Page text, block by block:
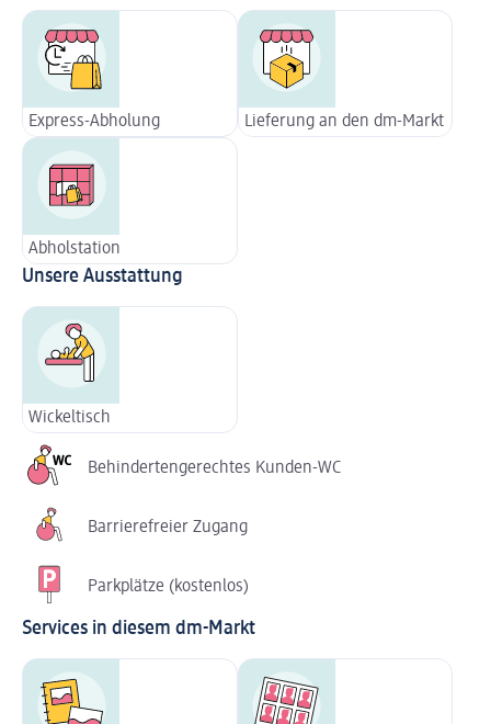
Express-Abholung Lieferung an den dm-Markt
Abholstation
Unsere Ausstattung
Wickeltisch
Behindertengerechtes Kunden-WC
Barrierefreier Zugang
Parkplätze (kostenlos)
Services in diesem dm-Markt